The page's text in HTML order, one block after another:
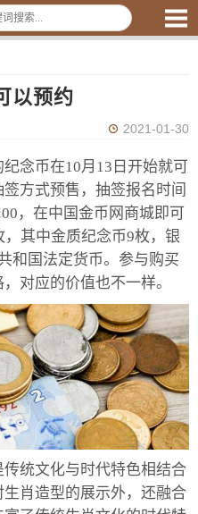
以预约
2021-01-30
念币在10月13日开始就可
方式预售，抽签报名时间
，在中国金币网商城即可
其中金质纪念币9枚，银
和国法定货币。参与购买
对应的价值也不一样。
统文化与时代特色相结合
肖造型的展示外，还融合